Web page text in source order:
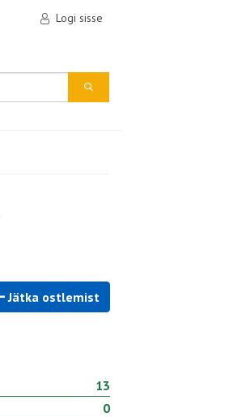
Logi sisse
Jätka ostlemist
13
0